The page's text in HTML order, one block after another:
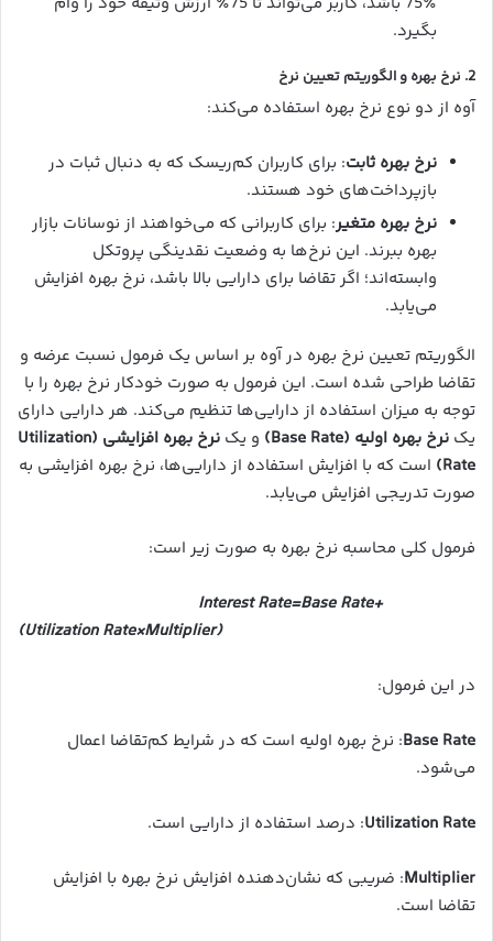
بگیرد.
2. نرخ بهره و الگوریتم تعیین نرخ
آوه از دو نوع نرخ بهره استفاده می‌کند:
نرخ بهره ثابت: برای کاربران کم‌ریسک که به دنبال ثبات در
بازپرداخت‌های خود هستند.
نرخ بهره متغیر: برای کاربرانی که می‌خواهند از نوسانات بازار
بهره ببرند. این نرخ‌ها به وضعیت نقدینگی پروتکل
وابسته‌اند؛ اگر تقاضا برای دارایی بالا باشد، نرخ بهره افزایش
می‌یابد.
الگوریتم تعیین نرخ بهره در آوه بر اساس یک فرمول نسبت عرضه و
تقاضا طراحی شده است. این فرمول به صورت خودکار نرخ بهره را با
توجه به میزان استفاده از دارایی‌ها تنظیم می‌کند. هر دارایی دارای
یک نرخ بهره‌ اولیه (Base Rate) و یک
نرخ بهره افزایشی (Utilization
Rate) است که با افزایش استفاده از دارایی‌ها، نرخ بهره افزایشی به
صورت تدریجی افزایش می‌یابد.
فرمول کلی محاسبه نرخ بهره به صورت زیر است:
Interest Rate=Base Rate+
(Utilization Rate×Multiplier)
در این فرمول:
Base Rate: نرخ بهره اولیه است که در شرایط کم‌تقاضا اعمال
می‌شود.
Utilization Rate: درصد استفاده از دارایی است.
Multiplier: ضریبی که نشان‌دهنده افزایش نرخ بهره با افزایش
تقاضا است.